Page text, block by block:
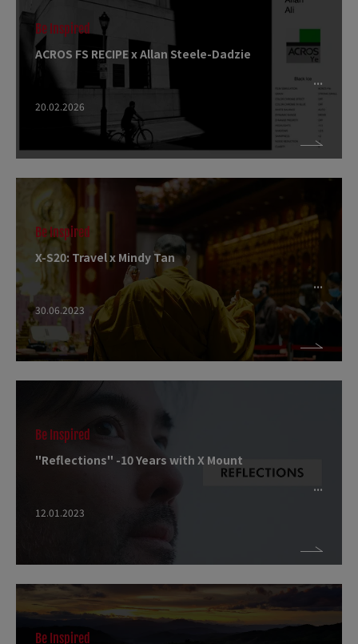
Be Inspired
ACROS FS RECIPE x Allan Steele-Dadzie
20.02.2026
Be Inspired
X-S20: Travel x Mindy Tan
30.06.2023
Be Inspired
"Reflections" -10 Years with X Mount
12.01.2023
Be Inspired